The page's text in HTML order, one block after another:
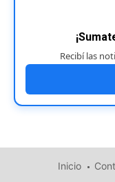
Recibí las
Inicio